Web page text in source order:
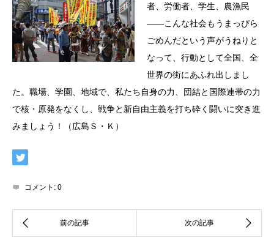
者、労働者、学生、農漁民
――こんな社会もうまっぴら
ごめんだという声がうねりと
なって、行動として全国、全
世界の街にあふれ出しまし
た。職場、学園、地域で、私たち自身の力、団結と国際連帯の力
で核・原発をなくし、戦争と新自由主義を打ち砕く闘いに突き進
みましょう！（広島Ｓ・Ｋ）
コメント: 0